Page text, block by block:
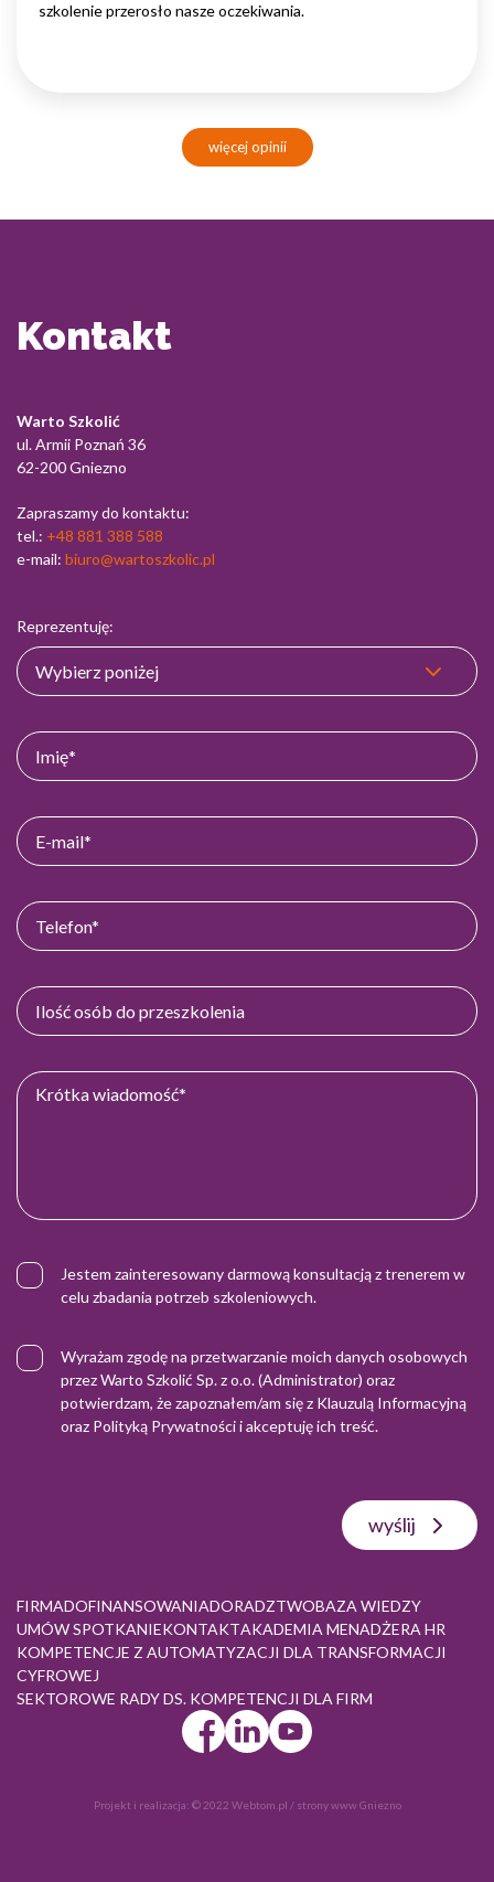
szkolenie przerosło nasze oczekiwania.
więcej opinii
Kontakt
Warto Szkolić
ul. Armii Poznań 36
62-200 Gniezno
Zapraszamy do kontaktu:
tel.: +48 881 388 588
e-mail: biuro@wartoszkolic.pl
Reprezentuję:
Jestem zainteresowany darmową konsultacją z trenerem w
celu zbadania potrzeb szkoleniowych.
Wyrażam zgodę na przetwarzanie moich danych osobowych
przez Warto Szkolić Sp. z o.o. (Administrator) oraz
potwierdzam, że zapoznałem/am się z Klauzulą Informacyjną
oraz Polityką Prywatnościi akceptuję ich treść.
wyślij
FIRMADOFINANSOWANIADORADZTWOBAZA WIEDZY
UMÓW SPOTKANIEKONTAKTAKADEMIA MENADŻERA HR
KOMPETENCJE Z AUTOMATYZACJI DLA TRANSFORMACJI
CYFROWEJ
SEKTOROWE RADY DS. KOMPETENCJI DLA FIRM
Projekt i realizacja: © 2022 Webtom.pl / strony www Gniezno